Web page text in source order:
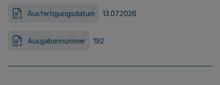
Ausfertigungsdatum 13.07.2026
Ausgabennummer 192